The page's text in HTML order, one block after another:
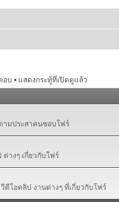
อบ • แสดงกระทู้ที่เปิดดูแล้ว
มประสาคนชอบโฟร์
ต่างๆ เกี่ยวกับโฟร์
ดีโอคลิป งานต่างๆ ที่เกี่ยวกับโฟร์